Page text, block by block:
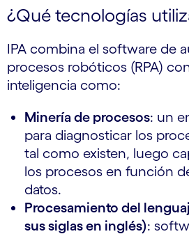
¿Qué tecnologías
IPA combina el software de
procesos robóticos (RPA)
inteligencia como:
Minería de procesos: un
para diagnosticar los
tal como existen, luego
los procesos en función
datos.
Procesamiento del
sus siglas en inglés):